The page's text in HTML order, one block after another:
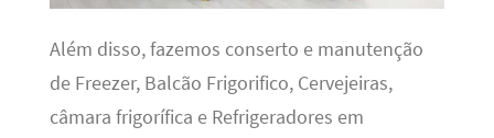
Além disso, fazemos conserto e manutenção
de Freezer, Balcão Frigorifico, Cervejeiras,
câmara frigorífica e Refrigeradores em